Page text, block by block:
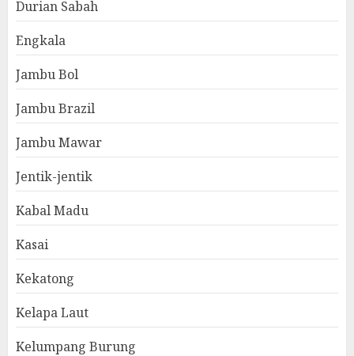
Durian Sabah
Engkala
Jambu Bol
Jambu Brazil
Jambu Mawar
Jentik-jentik
Kabal Madu
Kasai
Kekatong
Kelapa Laut
Kelumpang Burung